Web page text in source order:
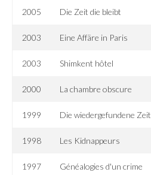
2005 Die Zeit die bleibt
2003 Eine Affäre in Paris
2003 Shimkent hôtel
2000 La chambre obscure
1999 Die wiedergefundene Zeit
1998 Les Kidnappeurs
1997 Généalogies d'un crime